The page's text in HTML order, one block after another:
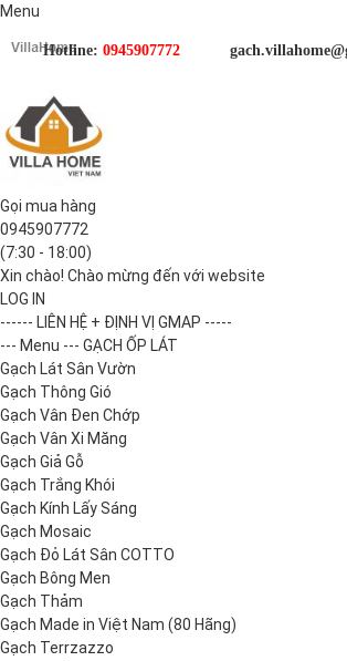
Menu
Hotline: 0945907772
Gọi mua hàng
0945907772
(7:30 - 18:00)
Xin chào! Chào mừng đến với website
LOG IN
------ LIÊN HỆ + ĐỊNH VỊ GMAP -----
--- Menu --- GẠCH ỐP LÁT
Gạch Lát Sân Vườn
Gạch Thông Gió
Gạch Vân Đen Chớp
Gạch Vân Xi Măng
Gạch Giả Gỗ
Gạch Trắng Khói
Gạch Kính Lấy Sáng
Gạch Mosaic
Gạch Đỏ Lát Sân COTTO
Gạch Bông Men
Gạch Thảm
Gạch Made in Việt Nam (80 Hãng)
Gạch Terrzazzo